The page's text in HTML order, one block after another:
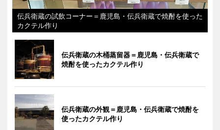
伝兵衛蔵の試飲コーナー＝鹿児島・伝兵衛蔵で焼酎を使った
カクテル作り
伝兵衛蔵の木桶蒸留器＝鹿児島・伝兵衛蔵で
焼酎を使ったカクテル作り
伝兵衛蔵の外観＝鹿児島・伝兵衛蔵で焼酎を
使ったカクテル作り